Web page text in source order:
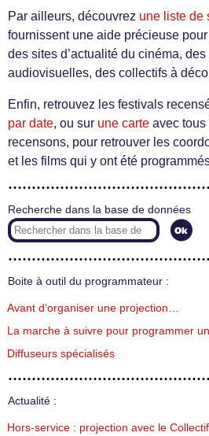
Par ailleurs, découvrez une liste de
fournissent une aide précieuse
des sites d’actualité du cinéma,
audiovisuelles, des collectifs à
Enfin, retrouvez les festivals
par date, ou sur une carte avec
recensons, pour retrouver les
et les films qui y ont été
Recherche dans la base de données
Boite à outil du programmateur :
Avant d’organiser une projection…
La marche à suivre pour programmer
Diffuseurs spécialisés
Actualité :
Hors-service : projection avec le